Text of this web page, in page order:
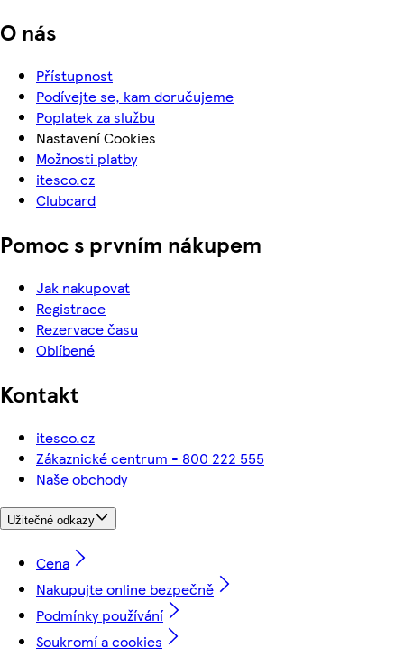
O nás
Přístupnost
Podívejte se, kam doručujeme
Poplatek za službu
Nastavení Cookies
Možnosti platby
itesco.cz
Clubcard
Pomoc s prvním nákupem
Jak nakupovat
Registrace
Rezervace času
Oblíbené
Kontakt
itesco.cz
Zákaznické centrum - 800 222 555
Naše obchody
Užitečné odkazy
Cena
Nakupujte online bezpečně
Podmínky používání
Soukromí a cookies